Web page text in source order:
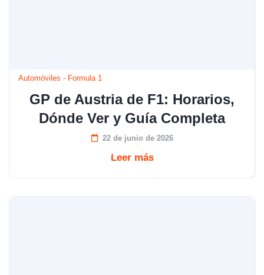
Automóviles - Formula 1
GP de Austria de F1: Horarios,
Dónde Ver y Guía Completa
22 de junio de 2026
Leer más